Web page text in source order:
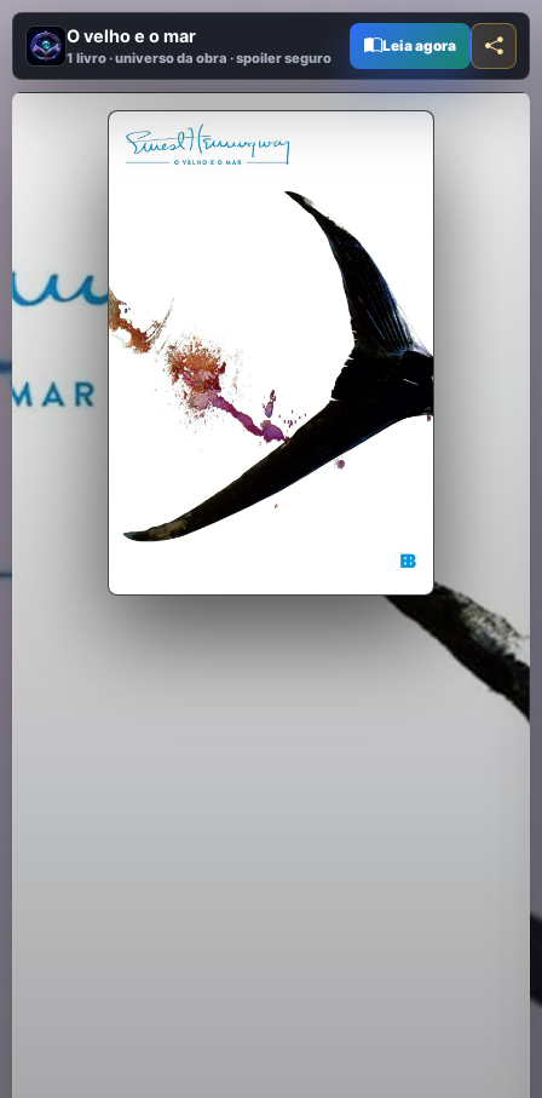
O velho e o mar
1 livro · universo da obra · spoiler seguro
Leia agora